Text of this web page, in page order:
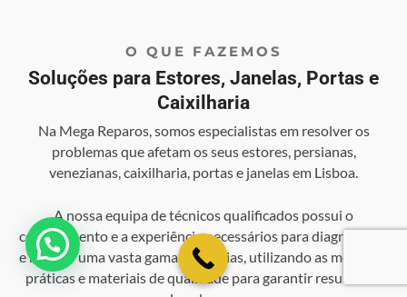
O QUE FAZEMOS
Soluções para Estores, Janelas, Portas e
Caixilharia
Na Mega Reparos, somos especialistas em resolver os
problemas que afetam os seus estores, persianas,
venezianas, caixilharia, portas e janelas em Lisboa.
A nossa equipa de técnicos qualificados possui o
conhecimento e a experiência necessários para diagnosticar
e reparar uma vasta gama de avarias, utilizando as melhores
práticas e materiais de qualidade para garantir resultados
💬 Como podemos ajudar?